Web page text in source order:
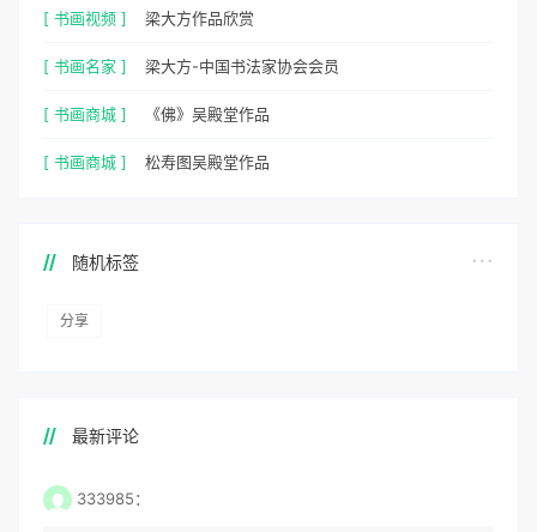
[ 书画视频 ] 梁大方作品欣赏
[ 书画名家 ] 梁大方-中国书法家协会会员
[ 书画商城 ] 《佛》吴殿堂作品
[ 书画商城 ] 松寿图吴殿堂作品
随机标签
分享
最新评论
333985：